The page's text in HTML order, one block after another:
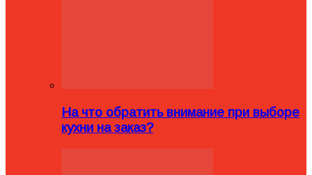
На что обратить внимание при выборе
кухни на заказ?